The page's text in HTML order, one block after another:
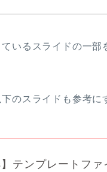
いるスライドの一部
のスライドも参考に
テンプレートファ